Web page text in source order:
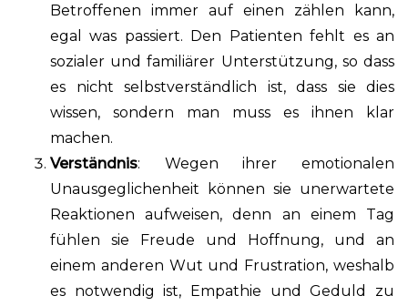
Betroffenen immer auf einen zählen kann,
egal was passiert. Den Patienten fehlt es an
sozialer und familiärer Unterstützung, so dass
es nicht selbstverständlich ist, dass sie dies
wissen, sondern man muss es ihnen klar
machen.
Verständnis: Wegen ihrer emotionalen
Unausgeglichenheit können sie unerwartete
Reaktionen aufweisen, denn an einem Tag
fühlen sie Freude und Hoffnung, und an
einem anderen Wut und Frustration, weshalb
es notwendig ist, Empathie und Geduld zu